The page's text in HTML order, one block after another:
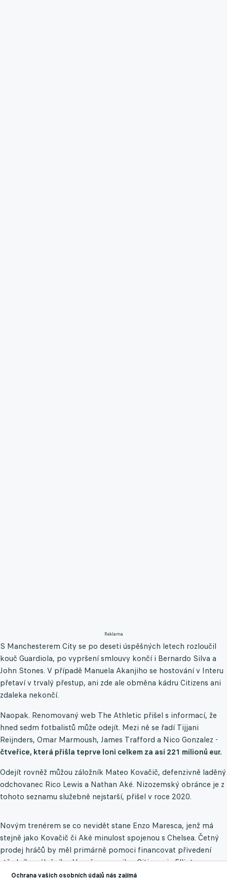
Reklama
S Manchesterem City se po deseti úspěšných letech rozloučil
kouč Guardiola, po vypršení smlouvy končí i Bernardo Silva a
John Stones. V případě Manuela Akanjiho se hostování v Interu
přetaví v trvalý přestup, ani zde ale obměna kádru Citizens ani
zdaleka nekončí.
Naopak. Renomovaný web The Athletic přišel s informací, že
hned sedm fotbalistů může odejít. Mezi ně se řadí Tijjani
Reijnders, Omar Marmoush, James Trafford a Nico Gonzalez -
čtveřice, která přišla teprve loni celkem za asi 221 milionů eur.
Odejít rovněž můžou záložník Mateo Kovačič, defenzivně laděný
odchovanec Rico Lewis a Nathan Aké. Nizozemský obránce je z
tohoto seznamu služebně nejstarší, přišel v roce 2020.
Novým trenérem se co nevidět stane Enzo Maresca, jenž má
stejně jako Kovačič či Aké minulost spojenou s Chelsea. Četný
prodej hráčů by měl primárně pomoci financovat přivedení
středního záložníka. Vysněnou posilou Citizens je Elliot
Anderson z Nottinghamu, jehož cenovka podle všeho přesáhne
Ochrana vašich osobních údajů nás zajímá